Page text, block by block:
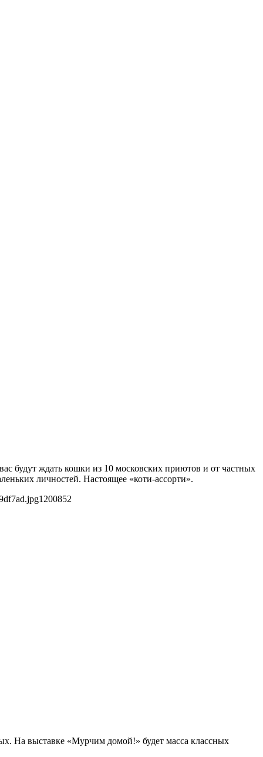
будут ждать кошки из 10 московских приютов и от частных
личностей. Настоящее «коти-ассорти».
1200852
На выставке «Мурчим домой!» будет масса классных